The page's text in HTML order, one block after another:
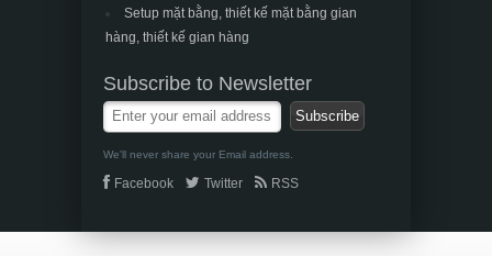
Setup mặt bằng, thiết kế mặt bằng gian
hàng, thiết kế gian hàng
Subscribe to Newsletter
We'll never share your Email address.
Facebook Twitter RSS